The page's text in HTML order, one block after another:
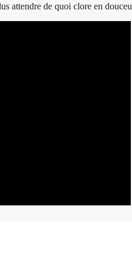
attendre de quoi clore en